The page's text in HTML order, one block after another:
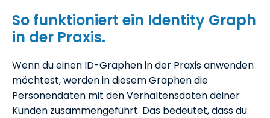
So funktioniert ein Identity Graph
in der Praxis.
Wenn du einen ID-Graphen in der Praxis anwenden
möchtest, werden in diesem Graphen die
Personendaten mit den Verhaltensdaten deiner
Kunden zusammengeführt. Das bedeutet, dass du